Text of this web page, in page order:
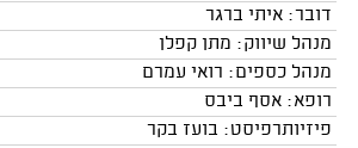
דובר: איתי ברגר
מנהל שיווק: מתן קפלן
מנהל כספים: רואי עמרם
רופא: אסף ביבס
פיזיותרפיסט: בועז בקר